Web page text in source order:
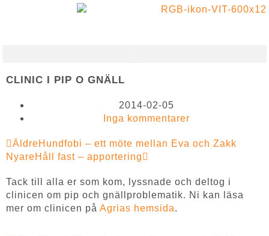
CLINIC I PIP O GNÄLL
2014-02-05
Inga kommentarer
ÄldreHundfobi – ett möte mellan Eva och Zakk
NyareHåll fast – apportering
Tack till alla er som kom, lyssnade och deltog i
clinicen om pip och gnällproblematik. Ni kan läsa
mer om clinicen på Agrias hemsida.